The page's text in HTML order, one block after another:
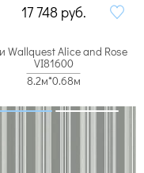
17 748 руб.
Wallquest Alice and Rose
VI81600
8.2м*0.68м